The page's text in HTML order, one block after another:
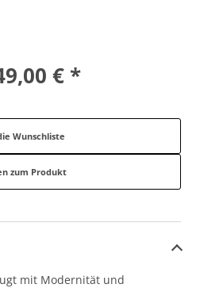
€ *
Wunschliste
zum Produkt
mit Modernität und